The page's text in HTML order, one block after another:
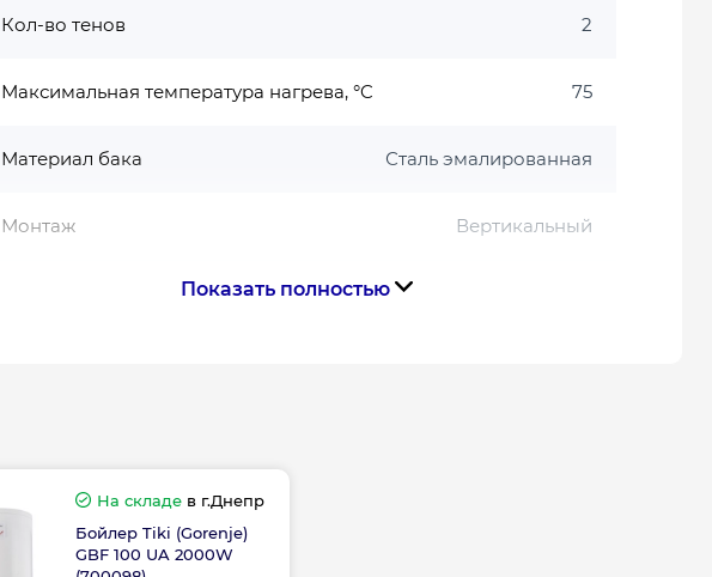
Кол-во тенов 2
Максимальная температура нагрева, °C 75
Материал бака Сталь эмалированная
Монтаж Вертикальный
Объём, л
Рабочее давление, бар
Показать полностью
На складе в г.Днепр
Бойлер Tiki (Gorenje)
GBF 100 UA 2000W